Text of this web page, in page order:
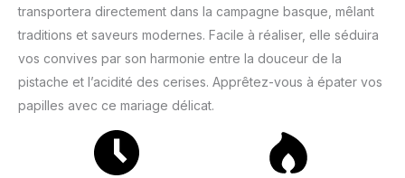
transportera directement dans la campagne basque, mêlant
traditions et saveurs modernes. Facile à réaliser, elle séduira
vos convives par son harmonie entre la douceur de la
pistache et l’acidité des cerises. Apprêtez-vous à épater vos
papilles avec ce mariage délicat.